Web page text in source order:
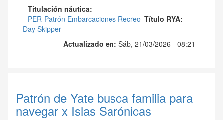
Titulación náutica
PER-Patrón Embarcaciones Recreo Título RYA
Day Skipper
Actualizado en: Sáb, 21/03/2026 - 08:21
Patrón de Yate busca familia para
navegar x Islas Sarónicas